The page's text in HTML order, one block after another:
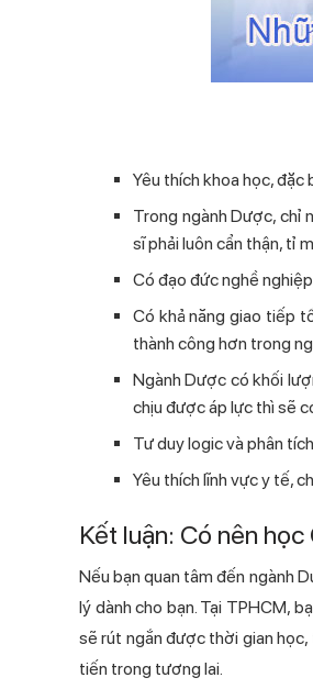
Yêu thích khoa học, đặc
Trong ngành Dược, chỉ
sĩ phải luôn cẩn thận, tỉ
Có đạo đức nghề
Có khả năng giao tiếp
thành công hơn trong
Ngành Dược có khối
chịu được áp lực thì sẽ
Tư duy logic và phân
Yêu thích lĩnh vực y tế,
Kết luận: Có nên
Nếu bạn quan tâm đến ngành
lý dành cho bạn. Tại TPHCM,
sẽ rút ngắn được thời gian
tiến trong tương lai.